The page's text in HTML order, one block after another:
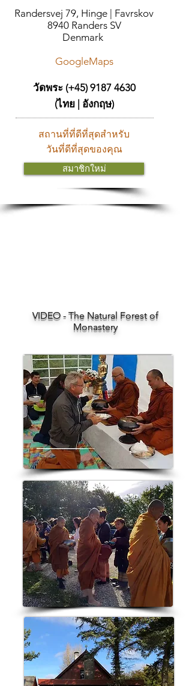
Randersvej 79, Hinge | Favrskov
8940 Randers SV
Denmark
GoogleMaps
วัดพระ (+45)9187 4630
(ไทย | อังกฤษ)
สถานที่ที่ดีที่สุดสำหรับ
วันที่ดีที่สุดของคุณ
สมาชิกใหม่
VIDEO - The Natural Forest of
Monastery